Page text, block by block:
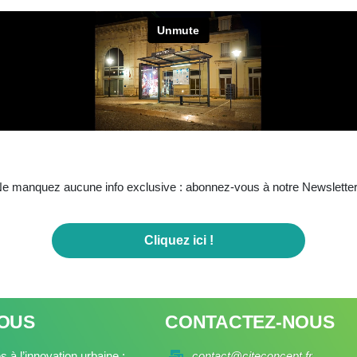
manquez aucune info exclusive : abonnez-vous à notre
Cliquez ici !
CONTACTEZ-NOUS